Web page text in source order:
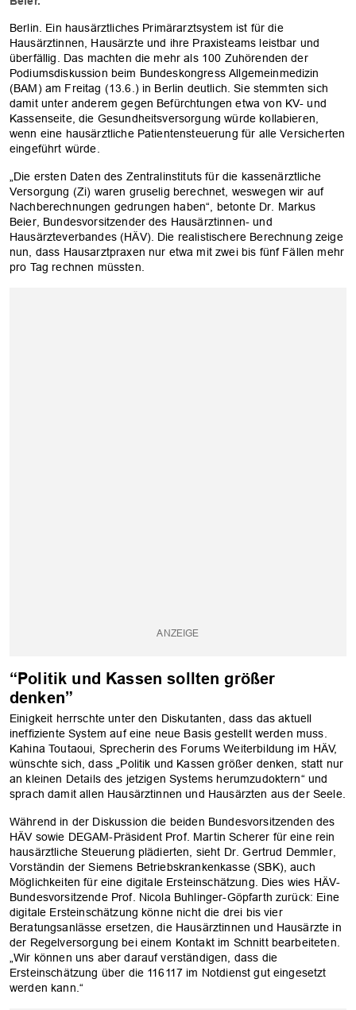
Berlin. Ein hausärztliches Primärarztsystem ist für die
Hausärztinnen, Hausärzte und ihre Praxisteams leistbar und
überfällig. Das machten die mehr als 100 Zuhörenden der
Podiumsdiskussion beim Bundeskongress Allgemeinmedizin
(BAM) am Freitag (13.6.) in Berlin deutlich. Sie stemmten sich
damit unter anderem gegen Befürchtungen etwa von KV- und
Kassenseite, die Gesundheitsversorgung würde kollabieren,
wenn eine hausärztliche Patientensteuerung für alle Versicherten
eingeführt würde.
„Die ersten Daten des Zentralinstituts für die kassenärztliche
Versorgung (Zi) waren gruselig berechnet, weswegen wir auf
Nachberechnungen gedrungen haben“, betonte Dr. Markus
Beier, Bundesvorsitzender des Hausärztinnen- und
Hausärzteverbandes (HÄV). Die realistischere Berechnung zeige
nun, dass Hausarztpraxen nur etwa mit zwei bis fünf Fällen mehr
pro Tag rechnen müssten.
“Politik und Kassen sollten größer
denken”
Einigkeit herrschte unter den Diskutanten, dass das aktuell
ineffiziente System auf eine neue Basis gestellt werden muss.
Kahina Toutaoui, Sprecherin des Forums Weiterbildung im HÄV,
wünschte sich, dass „Politik und Kassen größer denken, statt nur
an kleinen Details des jetzigen Systems herumzudoktern“ und
sprach damit allen Hausärztinnen und Hausärzten aus der Seele.
Während in der Diskussion die beiden Bundesvorsitzenden des
HÄV sowie DEGAM-Präsident Prof. Martin Scherer für eine rein
hausärztliche Steuerung plädierten, sieht Dr. Gertrud Demmler,
Vorständin der Siemens Betriebskrankenkasse (SBK), auch
Möglichkeiten für eine digitale Ersteinschätzung. Dies wies HÄV-
Bundesvorsitzende Prof. Nicola Buhlinger-Göpfarth zurück: Eine
digitale Ersteinschätzung könne nicht die drei bis vier
Beratungsanlässe ersetzen, die Hausärztinnen und Hausärzte in
der Regelversorgung bei einem Kontakt im Schnitt bearbeiteten.
„Wir können uns aber darauf verständigen, dass die
Ersteinschätzung über die 116117 im Notdienst gut eingesetzt
werden kann.“